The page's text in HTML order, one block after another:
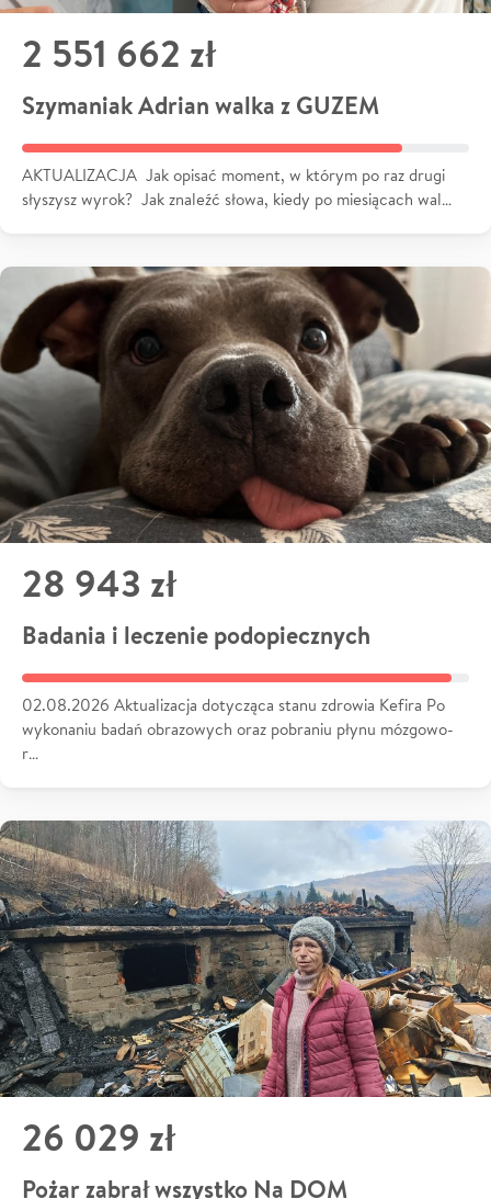
2 551 662 zł
Szymaniak Adrian walka z GUZEM
AKTUALIZACJA Jak opisać moment, w którym po raz drugi
słyszysz wyrok? Jak znaleźć słowa, kiedy po miesiącach wal…
28 943 zł
Badania i leczenie podopiecznych
02.08.2026 Aktualizacja dotycząca stanu zdrowia Kefira Po
wykonaniu badań obrazowych oraz pobraniu płynu mózgowo-
r…
26 029 zł
Pożar zabrał wszystko Na DOM